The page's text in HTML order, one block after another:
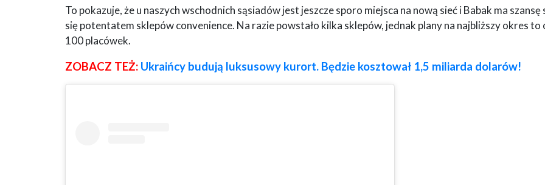
To pokazuje, że u naszych wschodnich sąsiadów jest jeszcze sporo miejsca na nową sieć i Babak ma szansę
się potentatem sklepów convenience. Na razie powstało kilka sklepów, jednak plany na najbliższy okres to
100 placówek.
ZOBACZ TEŻ: Ukraińcy budują luksusowy kurort. Będzie kosztował 1,5 miliarda dolarów!